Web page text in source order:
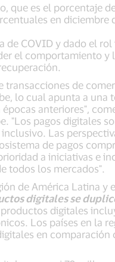
que es el porcentaje
en
de COVID y dado el
el comportamiento y
transacciones de
lo cual apunta a
anteriores",
"Los pagos digitales
Las
de pagos
a iniciativas e
todos los mercados".
de América Latina y
digitales se
digitales
Los países en la
en